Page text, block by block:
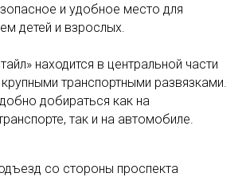
и удобное место для
детей и взрослых.
находится в центральной части
транспортными развязками.
добираться как на
так и на автомобиле.
со стороны проспекта